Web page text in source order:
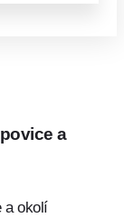
a
a okolí